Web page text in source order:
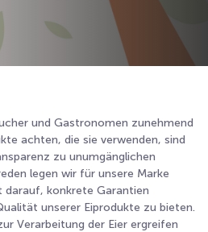
und Gastronomen zunehmend
achten, die sie verwenden, sind
zu unumgänglichen
legen wir für unsere Marke
konkrete Garantien
unserer Eiprodukte zu bieten.
Verarbeitung der Eier ergreifen